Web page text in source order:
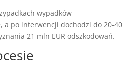
wypadków
a po interwencji dochodzi do 20-40
21 mln EUR odszkodowań.